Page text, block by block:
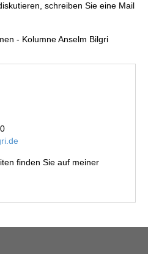
schreiben Sie eine Mail
finden Sie auf meiner